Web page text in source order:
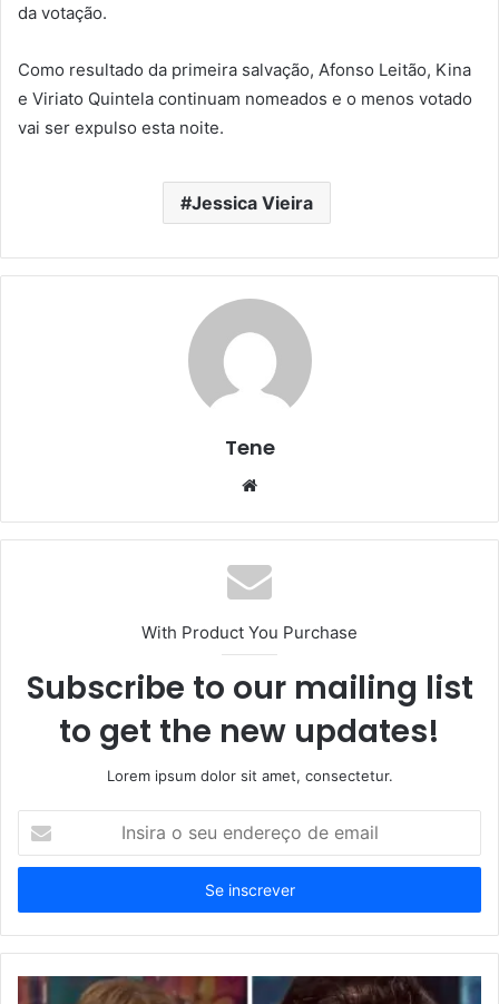
da votação.
Como resultado da primeira salvação, Afonso Leitão, Kina
e Viriato Quintela continuam nomeados e o menos votado
vai ser expulso esta noite.
Jessica Vieira
Tene
Website
With Product You Purchase
Subscribe to our mailing list
to get the new updates!
Lorem ipsum dolor sit amet, consectetur.
seu
de
email